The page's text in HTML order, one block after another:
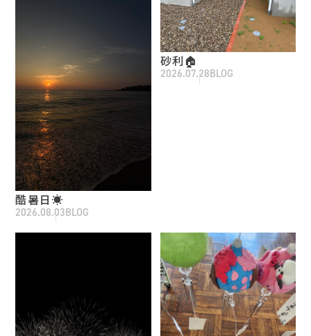
酷暑日☀️
2026.08.03BLOG
砂利🏠
2026.07.28BLOG